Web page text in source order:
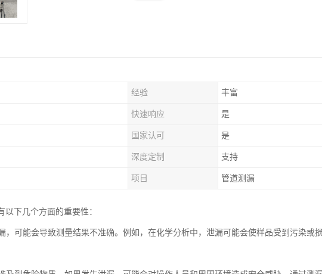
经验 丰富
快速响应 是
国家认可 是
深度定制 支持
项目 管道测漏
下几个方面的重要性：
，可能会导致测量结果不准确。例如，在化学分析中，泄漏可能会使样品受到污染或